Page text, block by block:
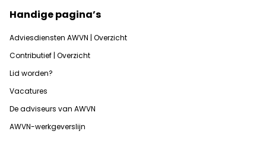
Handige pagina’s
Adviesdiensten AWVN | Overzicht
Contributief | Overzicht
Lid worden?
Vacatures
De adviseurs van AWVN
AWVN-werkgeverslijn